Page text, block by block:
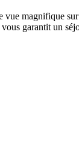
magnifique
garantit un